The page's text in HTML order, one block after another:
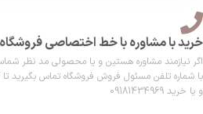
خرید با مشاوره با خط اختصاصی فروشگاه 09181434969
اگر نیازمند مشاوره هستین و یا محصولی مد نظر
با شماره تلفن مسئول فروش فروشگاه تماس بگیرید تا
و یا خرید 09181434969